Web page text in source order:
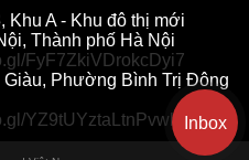
Khu A - Khu đô thị mới
Thành phố Hà Nội
FyF7ZkiVDrokcDyi7
Giàu, Phường Bình Trị Đông
YZ9tUYztaLtnPvwh7Inbox